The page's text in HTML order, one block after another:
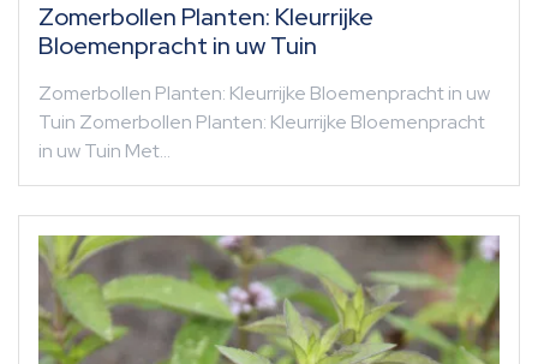
Zomerbollen Planten: Kleurrijke
Bloemenpracht in uw Tuin
Zomerbollen Planten: Kleurrijke Bloemenpracht in uw
Tuin Zomerbollen Planten: Kleurrijke Bloemenpracht
in uw Tuin Met…